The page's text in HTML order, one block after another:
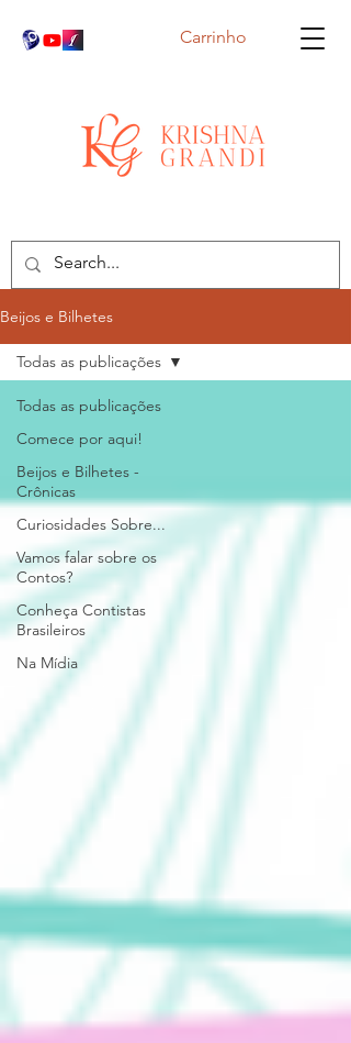
Carrinho
Beijos e Bilhetes
Todas as publicações
Comece por aqui!
Beijos e Bilhetes -
Crônicas
Curiosidades Sobre...
Vamos falar sobre os
Contos?
Conheça Contistas
Brasileiros
Na Mídia
Todas as publicações